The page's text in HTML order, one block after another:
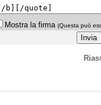
Mostra la firma (Questa può